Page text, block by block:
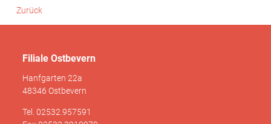
Zurück
Filiale Ostbevern
Hanfgarten 22a
48346 Ostbevern
Tel. 02532.957591